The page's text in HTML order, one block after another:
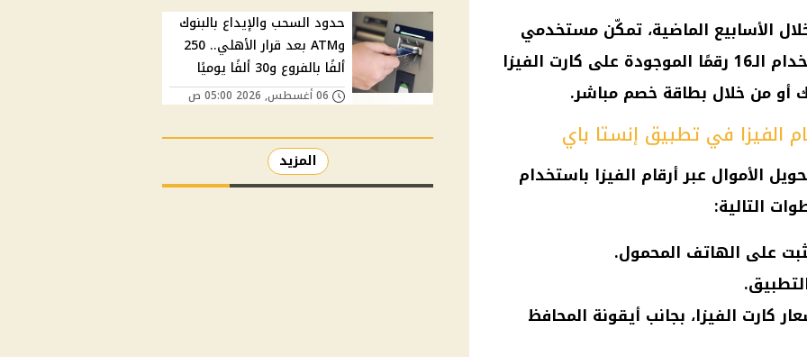
الأسابيع الماضية، تمكّن مستخدمي
التطبيق من إرسال الأموال باستخدام الـ16 رقمًا الموجودة على كارت الفيزا
أو من خلال بطاقة خصم مباشر.
الفيزا في تطبيق إنستا باي
الأموال عبر أرقام الفيزا باستخدام
التالية:
على الهاتف المحمول.
كارت الفيزا، بجانب أيقونة المحافظ
حدود السحب والإيداع بالبنوك
وATM بعد قرار الأهلي.. 250
ألفًا بالفروع و30 ألفًا يوميًا
06 أغسطس, 2026 05:00 ص
المزيد